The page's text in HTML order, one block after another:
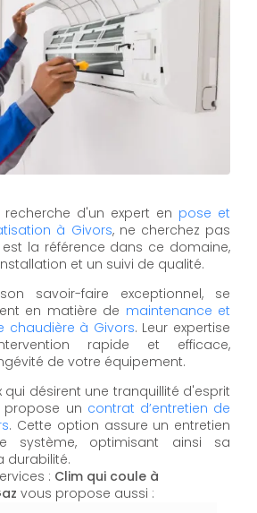
d'un expert en pose et
à Givors, ne cherchez pas
est la référence dans ce domaine,
et un suivi de qualité.
savoir-faire exceptionnel, se
en matière de maintenance et
chaudière à Givors. Leur expertise
rapide et efficace,
de votre équipement.
qui désirent une tranquillité d'esprit
propose un contrat d’entretien de
. Cette option assure un entretien
système, optimisant ainsi sa
durabilité.
: Clim qui coule à
vous propose aussi :